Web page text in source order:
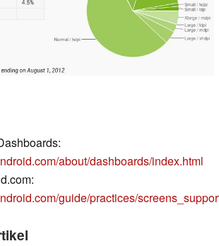
about/dashboards/index.html
guide/practices/